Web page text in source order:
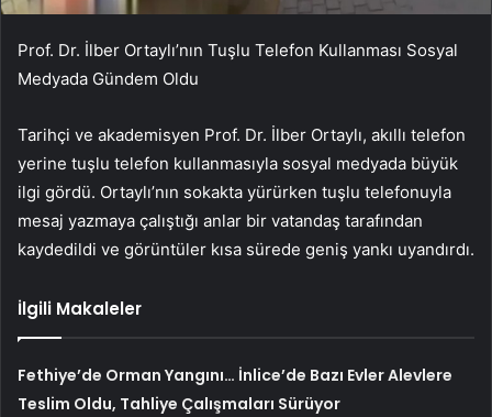
Prof. Dr. İlber Ortaylı’nın Tuşlu Telefon Kullanması Sosyal
Medyada Gündem Oldu
Tarihçi ve akademisyen Prof. Dr. İlber Ortaylı, akıllı telefon
yerine tuşlu telefon kullanmasıyla sosyal medyada büyük
ilgi gördü. Ortaylı’nın sokakta yürürken tuşlu telefonuyla
mesaj yazmaya çalıştığı anlar bir vatandaş tarafından
kaydedildi ve görüntüler kısa sürede geniş yankı uyandırdı.
İlgili Makaleler
Fethiye’de Orman Yangını… İnlice’de Bazı Evler Alevlere
Teslim Oldu, Tahliye Çalışmaları Sürüyor